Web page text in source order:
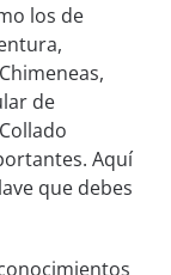
los de
de
Aquí
que debes